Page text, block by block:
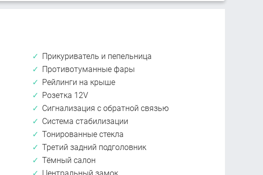
Прикуриватель и пепельница
Противотуманные фары
Рейлинги на крыше
Розетка 12V
Сигнализация с обратной связью
Система стабилизации
Тонированные стекла
Третий задний подголовник
Тёмный салон